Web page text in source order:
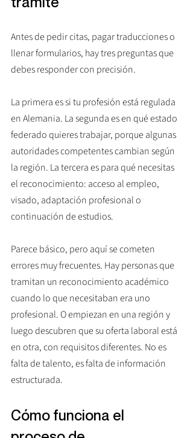
Antes de pedir citas, pagar traducciones o
llenar formularios, hay tres preguntas que
debes responder con precisión.
La primera es si tu profesión está regulada
en Alemania. La segunda es en qué estado
federado quieres trabajar, porque algunas
autoridades competentes cambian según
la región. La tercera es para qué necesitas
el reconocimiento: acceso al empleo,
visado, adaptación profesional o
continuación de estudios.
Parece básico, pero aquí se cometen
errores muy frecuentes. Hay personas que
tramitan un reconocimiento académico
cuando lo que necesitaban era uno
profesional. O empiezan en una región y
luego descubren que su oferta laboral está
en otra, con requisitos diferentes. No es
falta de talento, es falta de información
estructurada.
Cómo funciona el